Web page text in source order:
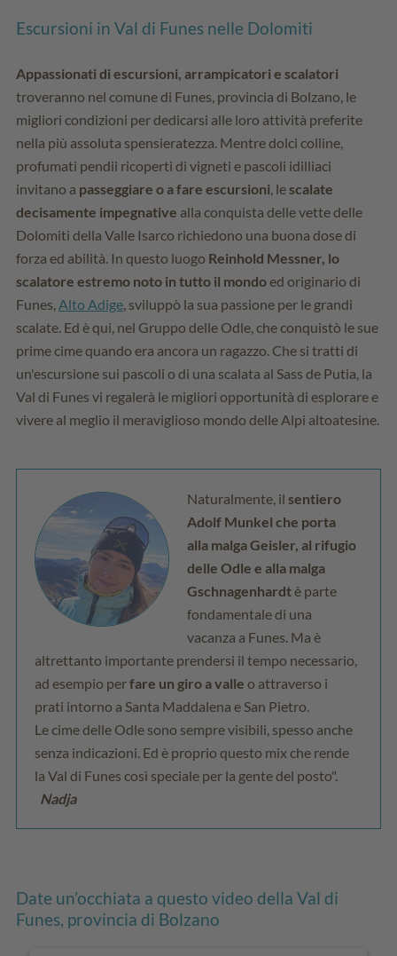
Escursioni in Val di Funes nelle Dolomiti
Appassionati di escursioni, arrampicatori e scalatori
troveranno nel comune di Funes, provincia di Bolzano, le
migliori condizioni per dedicarsi alle loro attività preferite
nella più assoluta spensieratezza. Mentre dolci colline,
profumati pendii ricoperti di vigneti e pascoli idilliaci
invitano a passeggiare o a fare escursioni, lescalate
decisamente impegnative alla conquista delle vette delle
Dolomiti della Valle Isarco richiedono una buona dose di
forza ed abilità. In questo luogo Reinhold Messner, lo
scalatore estremo noto in tutto il mondoed originario di
Funes, Alto Adige, sviluppò la sua passione per le grandi
scalate. Ed è qui, nel Gruppo delle Odle, che conquistò le sue
prime cime quando era ancora un ragazzo. Che si tratti di
un'escursione sui pascoli o di una scalata al Sass de Putia, la
Val di Funes vi regalerà le migliori opportunità di esplorare e
vivere al meglio il meraviglioso mondo delle Alpi altoatesine.
Naturalmente, il sentiero
Adolf Munkel che porta
alla malga Geisler, al rifugio
delle Odle e alla malga
Gschnagenhardtè parte
fondamentale di una
vacanza a Funes. Ma è
altrettanto importante prendersi il tempo necessario,
ad esempio perfare un giro a valle o attraverso i
prati intorno a Santa Maddalena e San Pietro.
Le cime delle Odle sono sempre visibili, spesso anche
senza indicazioni. Ed è proprio questo mix che rende
la Val di Funes così speciale per la gente del posto".
Nadja
Date un’occhiata a questo video della Val di
Funes, provincia di Bolzano